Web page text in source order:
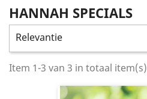
HANNAH SPECIALS
Relevantie
Item 1-3 van 3 in totaal item(s)